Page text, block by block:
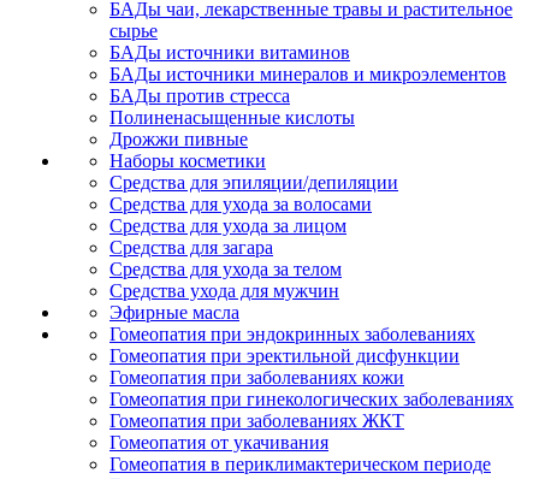
БАДы чаи, лекарственные травы и растительное
сырье
БАДы источники витаминов
БАДы источники минералов и микроэлементов
БАДы против стресса
Полиненасыщенные кислоты
Дрожжи пивные
Наборы косметики
Средства для эпиляции/депиляции
Средства для ухода за волосами
Средства для ухода за лицом
Средства для загара
Средства для ухода за телом
Средства ухода для мужчин
Эфирные масла
Гомеопатия при эндокринных заболеваниях
Гомеопатия при эректильной дисфункции
Гомеопатия при заболеваниях кожи
Гомеопатия при гинекологических заболеваниях
Гомеопатия при заболеваниях ЖКТ
Гомеопатия от укачивания
Гомеопатия в периклимактерическом периоде